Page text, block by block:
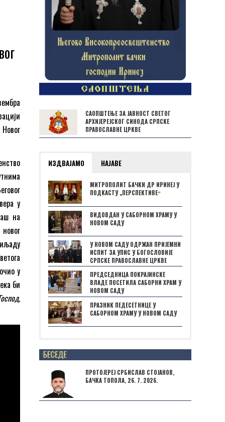
у
на
у
би
САОПШТЕЊЕ ЗА ЈАВНОСТ СВЕТОГ
АРХИЈЕРЕЈСКОГ СИНОДА СРПСКЕ
ПРАВОСЛАВНЕ ЦРКВЕ
ИЗДВАЈАМО НАЈАВЕ
МИТРОПОЛИТ БАЧКИ ДР ИРИНЕЈ У
ПОДКАСТУ „ПЕРСПЕКТИВЕˮ
ВИДОВДАН У САБОРНОМ ХРАМУ У
НОВОМ САДУ
У НОВОМ САДУ ОДРЖАН ПРИЈЕМНИ
ИСПИТ ЗА УПИС У БОГОСЛОВИЈЕ
СРПСКЕ ПРАВОСЛАВНЕ ЦРКВЕ
ПРЕДСЕДНИЦА ПОКРАЈИНСКЕ
ВЛАДЕ ПОСЕТИЛА САБОРНИ ХРАМ У
НОВОМ САДУ
ПРАЗНИК ПЕДЕСЕТНИЦЕ У
САБОРНОМ ХРАМУ У НОВОМ САДУ
Posts not found
ПРОТОЈЕРЕЈ СРБИСЛАВ СТОЈАНОВ,
БАЧКА ТОПОЛА, 26. 7. 2026.